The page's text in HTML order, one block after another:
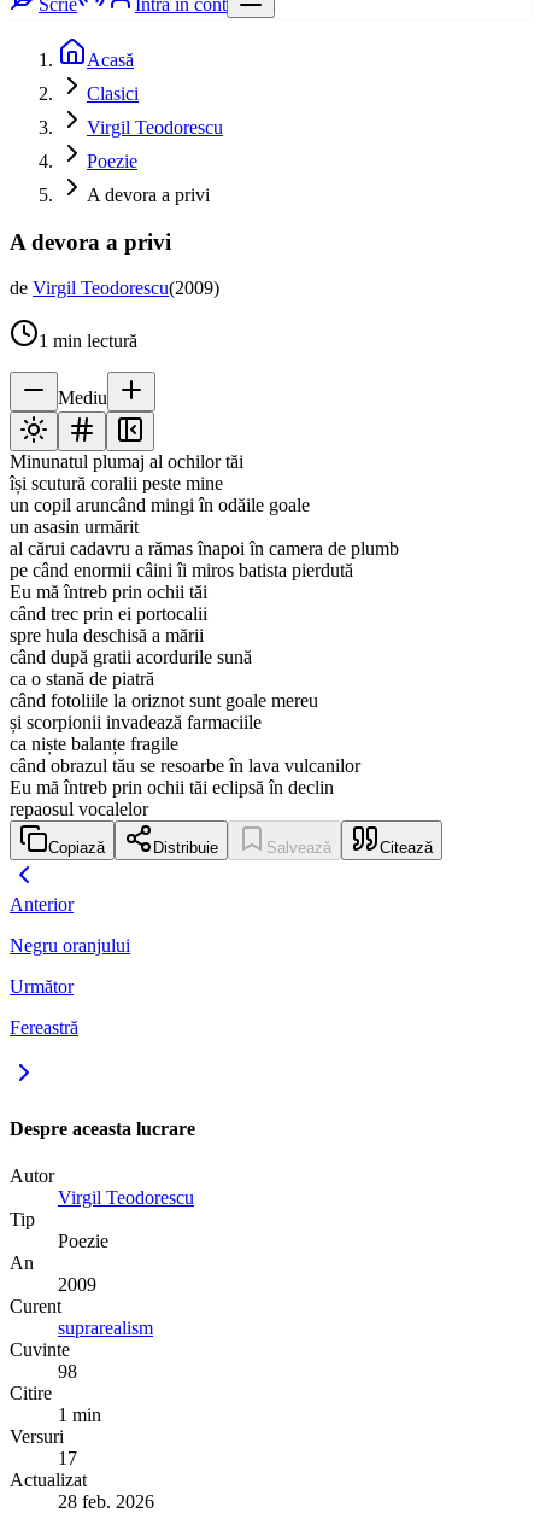
Scrie Intră în cont
Acasă
Clasici
Virgil Teodorescu
Poezie
A devora a privi
A devora a privi
de Virgil Teodorescu(2009)
1 min lectură
Mediu
Minunatul plumaj al ochilor tăi
își scutură coralii peste mine
un copil aruncând mingi în odăile goale
un asasin urmărit
al cărui cadavru a rămas înapoi în camera de plumb
pe când enormii câini îi miros batista pierdută
Eu mă întreb prin ochii tăi
când trec prin ei portocalii
spre hula deschisă a mării
când după gratii acordurile sună
ca o stană de piatră
când fotoliile la oriznot sunt goale mereu
și scorpionii invadează farmaciile
ca niște balanțe fragile
când obrazul tău se resoarbe în lava vulcanilor
Eu mă întreb prin ochii tăi eclipsă în declin
repaosul vocalelor
Copiază Distribuie Salvează Citează
Anterior
Negru oranjului
Următor
Fereastră
Despre aceasta lucrare
Autor
Virgil Teodorescu
Tip
Poezie
An
2009
Curent
suprarealism
Cuvinte
98
Citire
1 min
Versuri
17
Actualizat
28 feb. 2026